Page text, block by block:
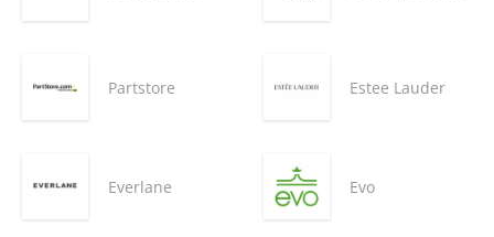
Partstore Estee Lauder
Everlane Evo